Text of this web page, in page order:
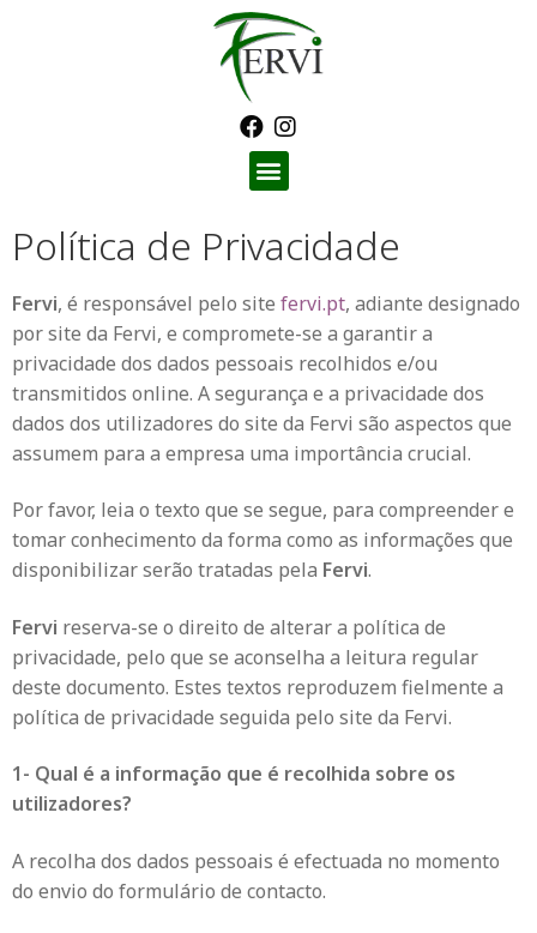
Política de Privacidade
Fervi, é responsável pelo site fervi.pt, adiante designado
por site da Fervi, e compromete-se a garantir a
privacidade dos dados pessoais recolhidos e/ou
transmitidos online. A segurança e a privacidade dos
dados dos utilizadores do site da Fervi são aspectos que
assumem para a empresa uma importância crucial.
Por favor, leia o texto que se segue, para compreender e
tomar conhecimento da forma como as informações que
disponibilizar serão tratadas pela Fervi.
Fervi reserva-se o direito de alterar a política de
privacidade, pelo que se aconselha a leitura regular
deste documento. Estes textos reproduzem fielmente a
política de privacidade seguida pelo site da Fervi.
1- Qual é a informação que é recolhida sobre os
utilizadores?
A recolha dos dados pessoais é efectuada no momento
do envio do formulário de contacto.